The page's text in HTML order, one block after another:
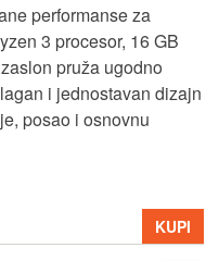
performanse za
3 procesor, 16 GB
pruža ugodno
i jednostavan dizajn
posao i osnovnu
KUPI